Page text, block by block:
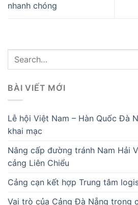
nhanh chóng
BÀI VIẾT MỚI
Lễ hội Việt Nam – Hàn Quốc Đà
khai mạc
Nâng cấp đường tránh Nam Hải
cảng Liên Chiểu
Cảng cạn kết hợp Trung tâm
Vai trò của Cảng Đà Nẵng trong